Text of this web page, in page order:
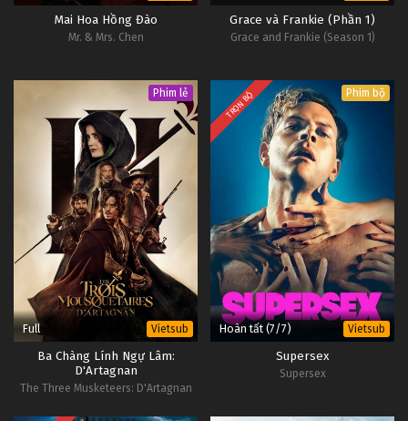
Mai Hoa Hồng Đào
Mr. & Mrs. Chen
Grace và Frankie (Phần 1)
Grace and Frankie (Season 1)
Phim lẻ
Full Vietsub
Ba Chàng Lính Ngự Lâm:
D'Artagnan
The Three Musketeers: D'Artagnan
TRỌN BỘ Phim bộ
Hoàn tất (7/7) Vietsub
Supersex
Supersex